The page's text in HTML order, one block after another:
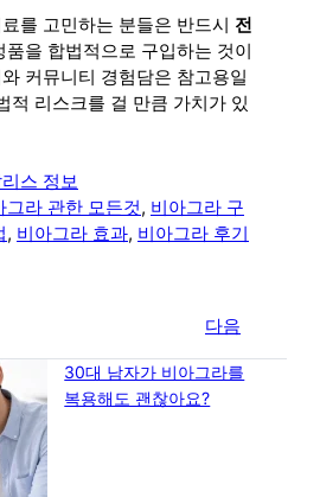
를 고민하는 분들은 반드시 전
품을 합법적으로 구입하는 것이
커뮤니티 경험담은 참고용일
적 리스크를 걸 만큼 가치가 있
스 정보
그라 관한 모든것, 비아그라 구
, 비아그라 효과, 비아그라 후기
다음
30대 남자가 비아그라를
복용해도 괜찮아요?